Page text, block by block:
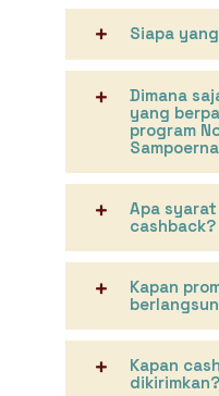
Siapa
Dimana
yang
program
Apa
cashback?
Kapan
Kapan
dikirimkan?